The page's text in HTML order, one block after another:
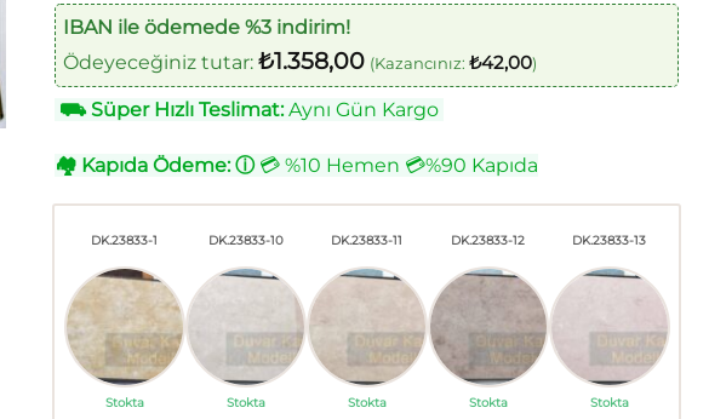
IBAN ile ödemede %3 indirim!
Ödeyeceğiniz tutar: ₺1.358,00 (Kazancınız: ₺42,00)
⛟Süper Hızlı Teslimat:Aynı Gün Kargo
🏘 Kapıda Ödeme: ⓘ💳 %10 Hemen 💳%90 Kapıda
DK.23833-1
Stokta
DK.23833-10
Stokta
DK.23833-11
Stokta
DK.23833-12
Stokta
DK.23833-13
Stokta